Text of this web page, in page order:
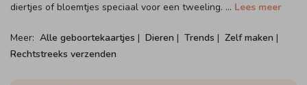
diertjes of bloemtjes speciaal voor een tweeling. ... Lees meer
Meer: Alle geboortekaartjes | Dieren | Trends | Zelf maken |
Rechtstreeks verzenden